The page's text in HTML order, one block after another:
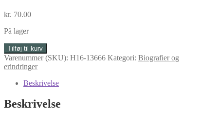
kr. 70.00
På lager
Ohiyesa
-
En
Dakotaindianers
drengeår
Charles
A.
Tilføj til kurv
Varenummer (SKU): H16-13666 Kategori: Biografier og
erindringer
Beskrivelse
Beskrivelse